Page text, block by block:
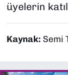
üyelerin
Kaynak: Semi